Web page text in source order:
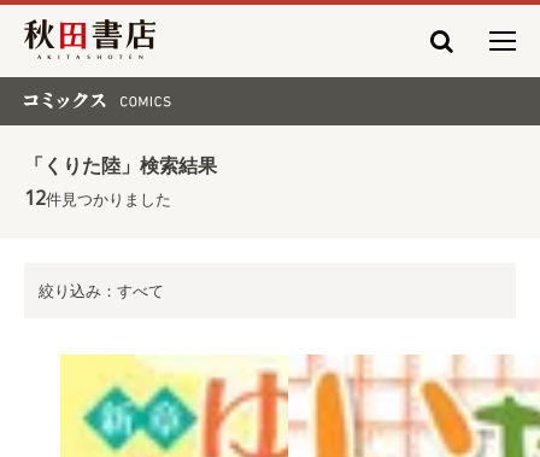
秋田書店
「くりた陸」検索結果
12件見つかりました
絞り込み：すべて